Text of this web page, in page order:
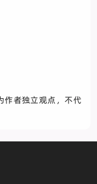
作者独立观点，不代